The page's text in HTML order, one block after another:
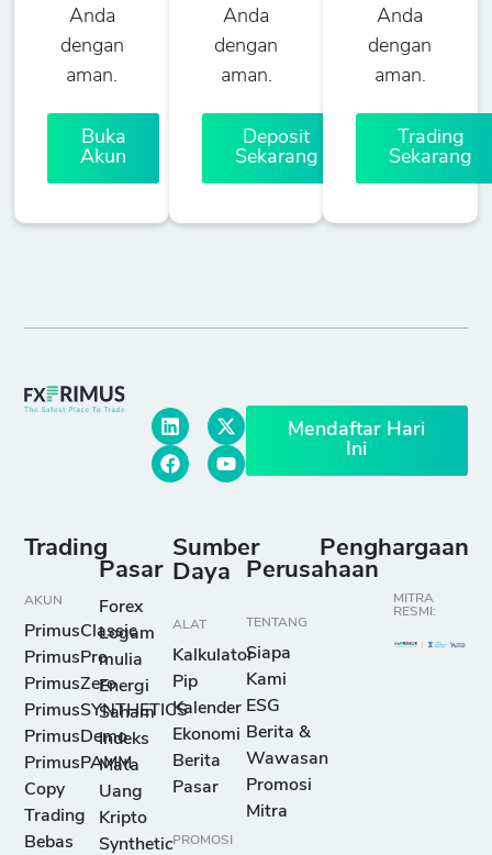
Anda
dengan
aman.
Buka
Akun
Anda
dengan
aman.
Deposit
Sekarang
Anda
dengan
aman.
Trading
Sekarang
Mendaftar Hari
Ini
Trading
AKUN
PrimusClassic
PrimusPro
PrimusZero
PrimusSYNTHETICS
PrimusDemo
PrimusPAMM
Copy
Trading
Bebas
Pasar
Forex
Logam
mulia
Energi
Saham
Indeks
Mata
Uang
Kripto
Synthetic
Sumber
Daya
ALAT
Kalkulator
Pip
Kalender
Ekonomi
Berita
Pasar
PROMOSI
Perusahaan
TENTANG
Siapa
Kami
ESG
Berita &
Wawasan
Promosi
Mitra
Penghargaan
MITRA
RESMI: